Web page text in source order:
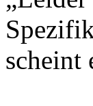
scheint